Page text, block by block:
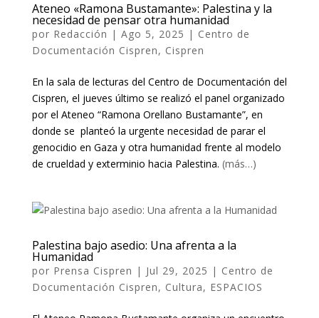
Ateneo «Ramona Bustamante»: Palestina y la
necesidad de pensar otra humanidad
por Redacción | Ago 5, 2025 | Centro de
Documentación Cispren, Cispren
En la sala de lecturas del Centro de Documentación del
Cispren, el jueves último se realizó el panel organizado
por el Ateneo “Ramona Orellano Bustamante”, en
donde se planteó la urgente necesidad de parar el
genocidio en Gaza y otra humanidad frente al modelo
de crueldad y exterminio hacia Palestina. (más…)
Palestina bajo asedio: Una afrenta a la
Humanidad
por Prensa Cispren | Jul 29, 2025 | Centro de
Documentación Cispren, Cultura, ESPACIOS